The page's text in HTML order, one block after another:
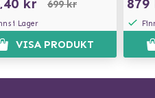
kr 699 kr
i Lager
VISA PRODUKT
879